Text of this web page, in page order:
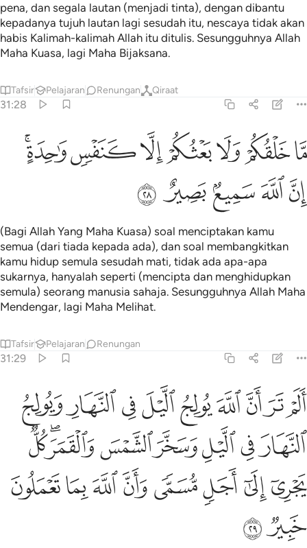
pena, dan segala lautan (menjadi tinta), dengan dibantu
kepadanya tujuh lautan lagi sesudah itu, nescaya tidak akan
habis Kalimah-kalimah Allah itu ditulis. Sesungguhnya Allah
Maha Kuasa, lagi Maha Bijaksana.
Tafsir Pelajaran Renungan Qiraat
31:28
ما خلقكم ولا بعثكم الا كنفس واحدة ان الله سميع بصير ٢٨
مَّا خَلْقُكُمْ وَلَا بَعْثُكُمْ إِلَّا كَنَفْسٍۢ وَٰحِدَةٍ ۗ إِنَّ ٱللَّهَ سَمِيعٌۢ بَصِيرٌ ٢٨
ﳙﳚﳛﳜﳝﳞﳟﳠ
ﳡﳢﳣﳤﳥ
(Bagi Allah Yang Maha Kuasa) soal menciptakan kamu
semua (dari tiada kepada ada), dan soal membangkitkan
kamu hidup semula sesudah mati, tidak ada apa-apa
sukarnya, hanyalah seperti (mencipta dan menghidupkan
semula) seorang manusia sahaja. Sesungguhnya Allah Maha
Mendengar, lagi Maha Melihat.
Tafsir Pelajaran Renungan
31:29
الم تر ان الله يولج الليل في النهار ويولج النهار في الليل وسخر
أَلَمْ تَرَ أَنَّ ٱللَّهَ يُولِجُ ٱلَّيْلَ فِى ٱلنَّهَارِ وَيُولِجُ ٱلنَّهَارَ فِى
ﱁﱂﱃﱄﱅﱆﱇﱈﱉ
ﱊﱋﱌﱍﱎﱏﱐﱑ
ﱒﱓﱔﱕﱖﱗﱘﱙ
ﱚﱛ